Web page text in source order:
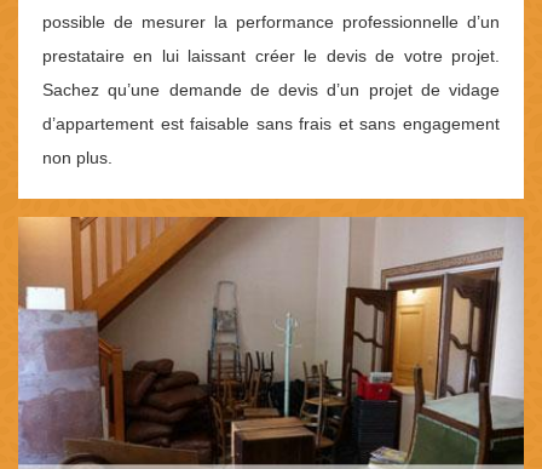
possible de mesurer la performance professionnelle d’un
prestataire en lui laissant créer le devis de votre projet.
Sachez qu’une demande de devis d’un projet de vidage
d’appartement est faisable sans frais et sans engagement
non plus.